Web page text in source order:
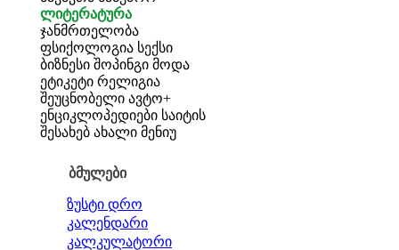
ლიტერატურა
ჯანმრთელობა
ფსიქოლოგია სექსი
ბიზნესი შოპინგი მოდა
ეტიკეტი რელიგია
შეუცნობელი ავტო+
ენციკლოპედიები საიტის
შესახებ ახალი მენიუ
ბმულები
ზუსტი დრო
კალენდარი
კალკულატორი